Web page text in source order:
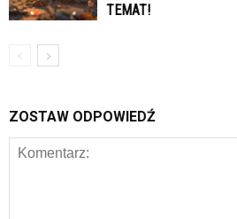
TEMAT!
ZOSTAW ODPOWIEDŹ